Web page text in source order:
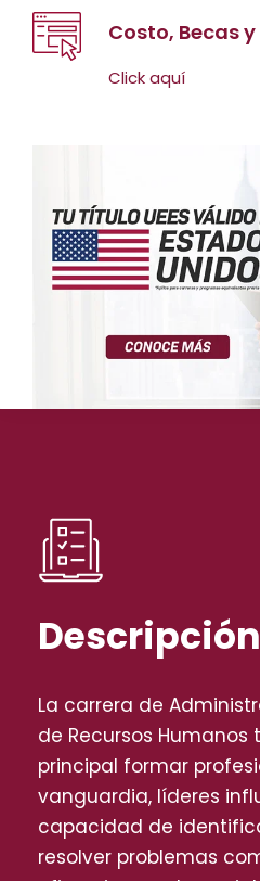
Costo, Becas
Click aquí
Descripción
La carrera de
de Recursos
principal formar
vanguardia, líderes
capacidad de
resolver problemas